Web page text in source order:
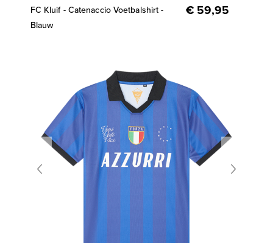
FC Kluif - Catenaccio Voetbalshirt -
Blauw
€ 59,95